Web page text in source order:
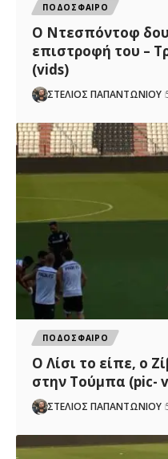
ΠΟΔΟΣΦΑΙΡΟ
Ο Ντεσπόντοφ
επιστροφή του –
(vids)
ΣΤΕΛΙΟΣ ΠΑΠΑΝΤΩΝΙΟΥ
ΠΟΔΟΣΦΑΙΡΟ
Ο Λίσι το είπε, ο
στην Τούμπα (pic-
ΣΤΕΛΙΟΣ ΠΑΠΑΝΤΩΝΙΟΥ